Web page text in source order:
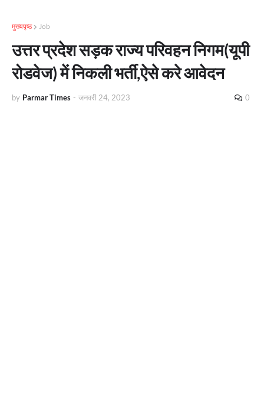
मुख्यपृष्ठ Job
उत्तर प्रदेश सड़क राज्य परिवहन निगम(यूपी
रोडवेज) में निकली भर्ती,ऐसे करे आवेदन
by Parmar Times - जनवरी 24, 2023 0